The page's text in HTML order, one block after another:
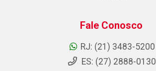
Fale Conosco
RJ: (21) 3483-5200
ES: (27) 2888-0130